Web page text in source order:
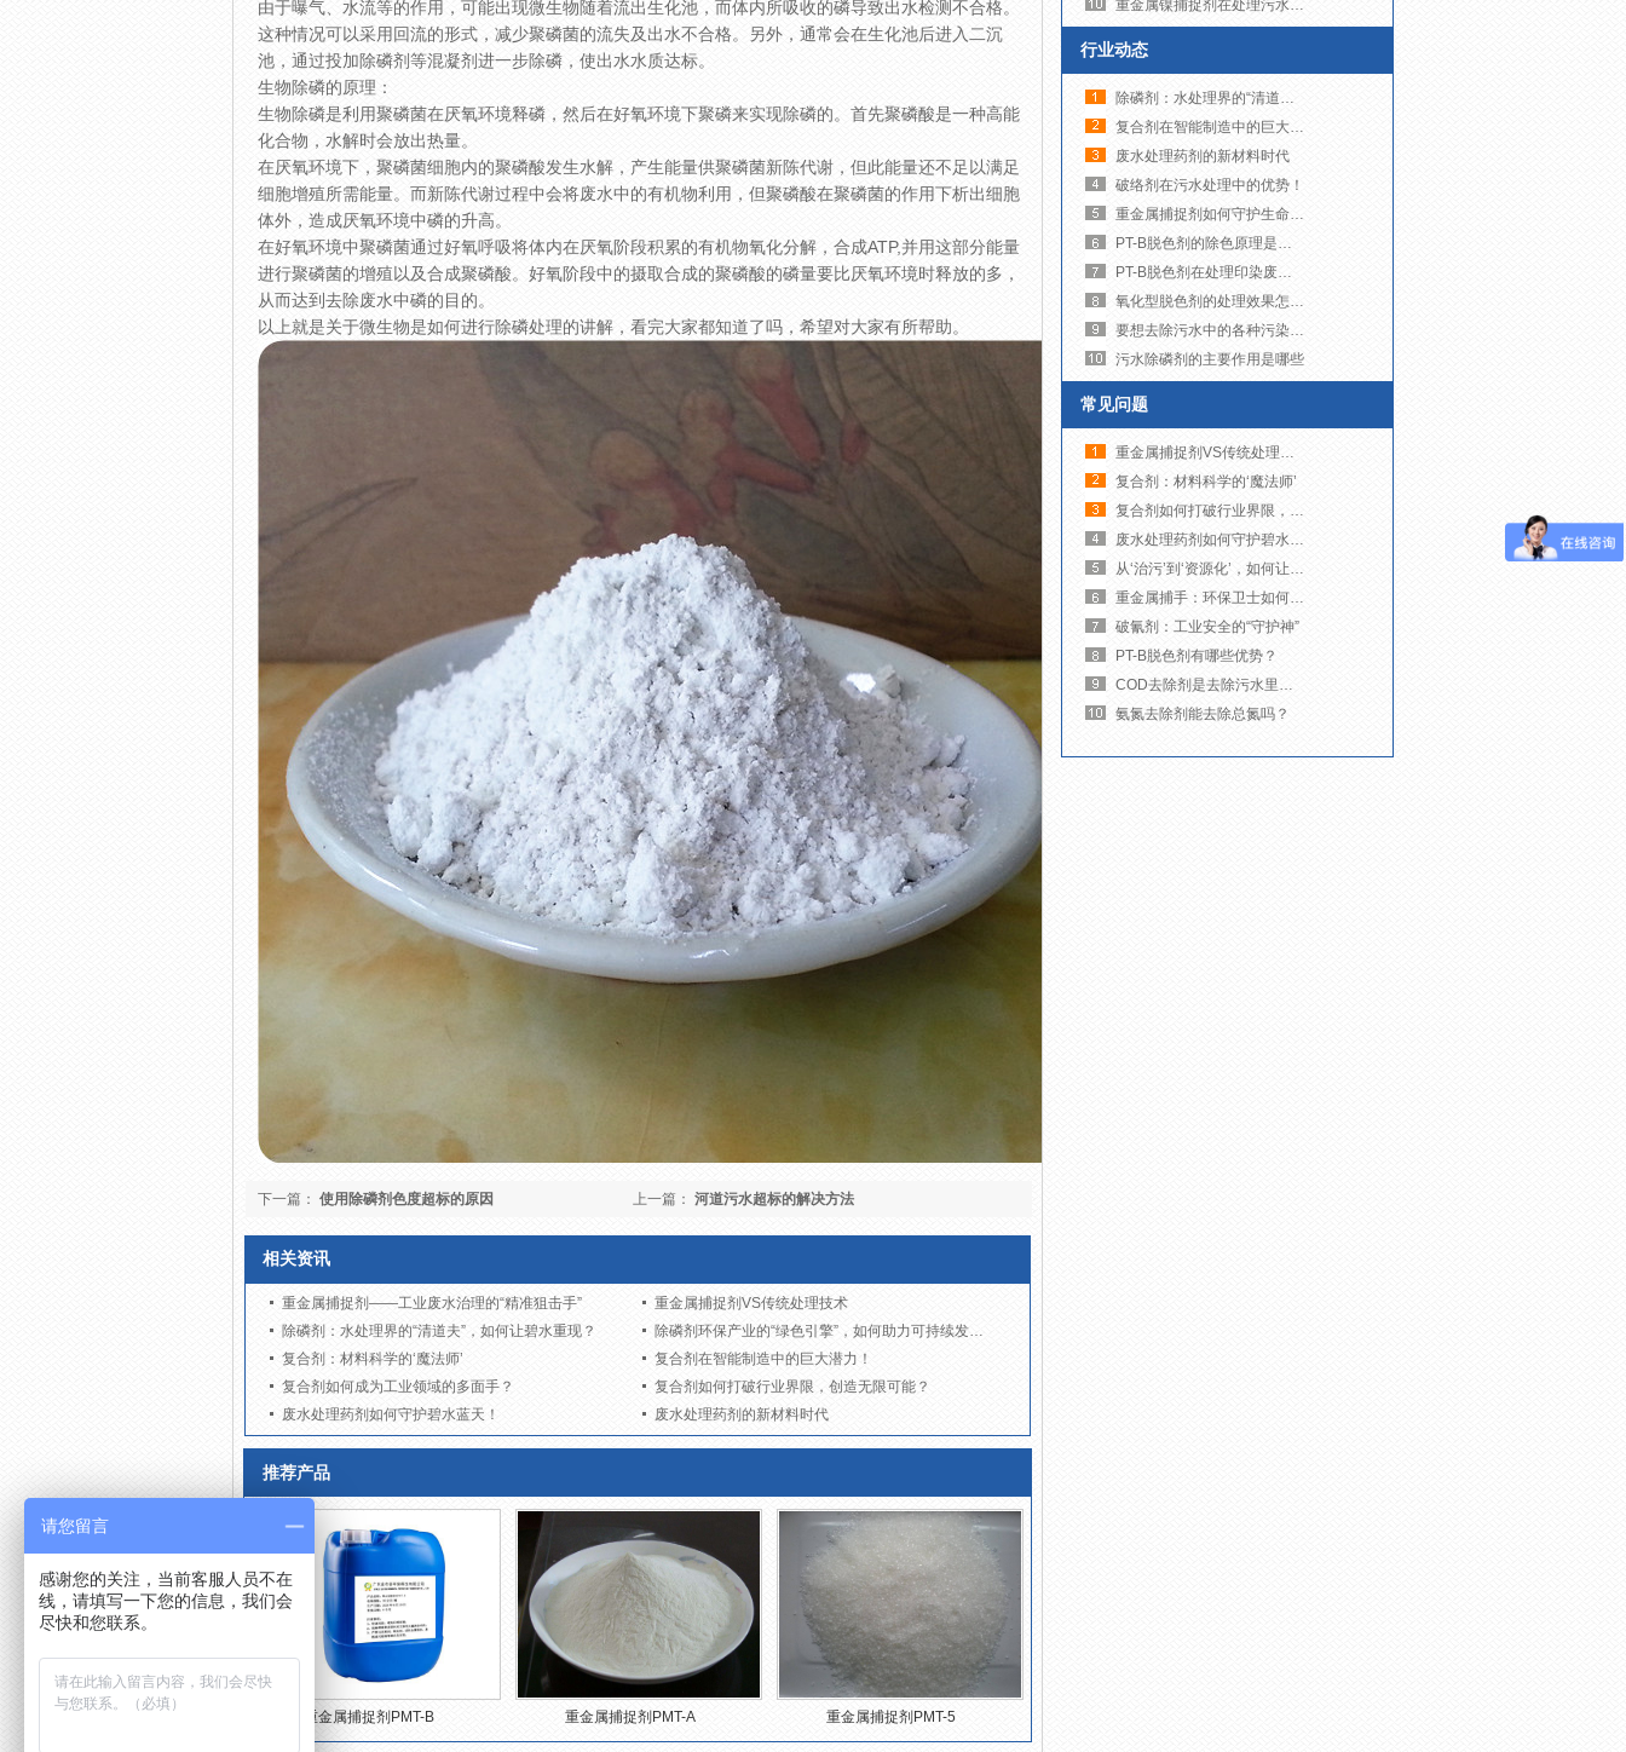
由于曝气、水流等的作用，可能出现微生物随着流出生化池，而体内所吸收的磷导致出水检测不合格。
这种情况可以采用回流的形式，减少聚磷菌的流失及出水不合格。另外，通常会在生化池后进入二沉
池，通过投加除磷剂等混凝剂进一步除磷，使出水水质达标。
生物除磷的原理：
生物除磷是利用聚磷菌在厌氧环境释磷，然后在好氧环境下聚磷来实现除磷的。首先聚磷酸是一种高能
化合物，水解时会放出热量。
在厌氧环境下，聚磷菌细胞内的聚磷酸发生水解，产生能量供聚磷菌新陈代谢，但此能量还不足以满足
细胞增殖所需能量。而新陈代谢过程中会将废水中的有机物利用，但聚磷酸在聚磷菌的作用下析出细胞
体外，造成厌氧环境中磷的升高。
在好氧环境中聚磷菌通过好氧呼吸将体内在厌氧阶段积累的有机物氧化分解，合成ATP,并用这部分能量
进行聚磷菌的增殖以及合成聚磷酸。好氧阶段中的摄取合成的聚磷酸的磷量要比厌氧环境时释放的多，
从而达到去除废水中磷的目的。
以上就是关于微生物是如何进行除磷处理的讲解，看完大家都知道了吗，希望对大家有所帮助。
上一篇： 河道污水超标的解决方法
下一篇： 使用除磷剂色度超标的原因
相关资讯
重金属捕捉剂——工业废水治理的“精准狙击手”
重金属捕捉剂VS传统处理技术
除磷剂：水处理界的“清道夫”，如何让碧水重现？
除磷剂环保产业的“绿色引擎”，如何助力可持续发展？
复合剂：材料科学的‘魔法师’
复合剂在智能制造中的巨大潜力！
复合剂如何成为工业领域的多面手？
复合剂如何打破行业界限，创造无限可能？
废水处理药剂如何守护碧水蓝天！
废水处理药剂的新材料时代
推荐产品
重金属捕捉剂PMT-B 重金属捕捉剂PMT-A 重金属捕捉剂PMT-5
重金属镍捕捉剂在处理污水镍超标方面发挥着至关重要的作用
行业动态
除磷剂：水处理界的“清道夫”，如何让碧水重现？
复合剂在智能制造中的巨大潜力！
废水处理药剂的新材料时代
破络剂在污水处理中的优势！
重金属捕捉剂如何守护生命之源
PT-B脱色剂的除色原理是什么？
PT-B脱色剂在处理印染废水时有哪些注意事项
氧化型脱色剂的处理效果怎么样？
要想去除污水中的各种污染物，需要注意这些处理的流程！
污水除磷剂的主要作用是哪些
常见问题
重金属捕捉剂VS传统处理技术
复合剂：材料科学的‘魔法师’
复合剂如何打破行业界限，创造无限可能？
废水处理药剂如何守护碧水蓝天！
从‘治污’到‘资源化’，如何让废水变废为宝？
重金属捕手：环保卫士如何净化我们的水世界
破氰剂：工业安全的“守护神”
PT-B脱色剂有哪些优势？
COD去除剂是去除污水里的什么杂质？
氨氮去除剂能去除总氮吗？
请您留言
感谢您的关注，当前客服人员不在
线，请填写一下您的信息，我们会
尽快和您联系。